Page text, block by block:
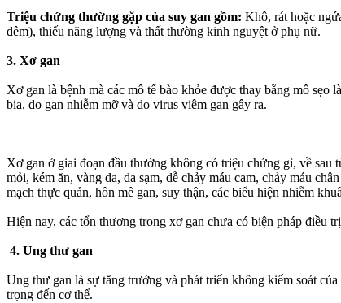
Triệu chứng thường gặp của suy gan gồm: Khô, rát hoặc
đêm), thiếu năng lượng và thất thường kinh nguyệt ở phụ nữ.
3. Xơ gan
Xơ gan là bệnh mà các mô tế bào khỏe được thay bằng mô
bia, do gan nhiễm mỡ và do virus viêm gan gây ra.
Xơ gan ở giai đoạn đầu thường không có triệu chứng gì, về sau
mỏi, kém ăn, vàng da, da sạm, dễ chảy máu cam, chảy máu
mạch thực quản, hôn mê gan, suy thận, các biểu hiện nhiễm
Hiện nay, các tổn thương trong xơ gan chưa có biện pháp điều
4. Ung thư gan
Ung thư gan là sự tăng trưởng và phát triển không kiểm soát
trọng đến cơ thể.